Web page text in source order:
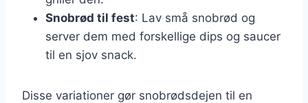
Snobrød til fest: Lav små snobrød og
server dem med forskellige dips og saucer
til en sjov snack.
Disse variationer gør snobrødsdejen til en